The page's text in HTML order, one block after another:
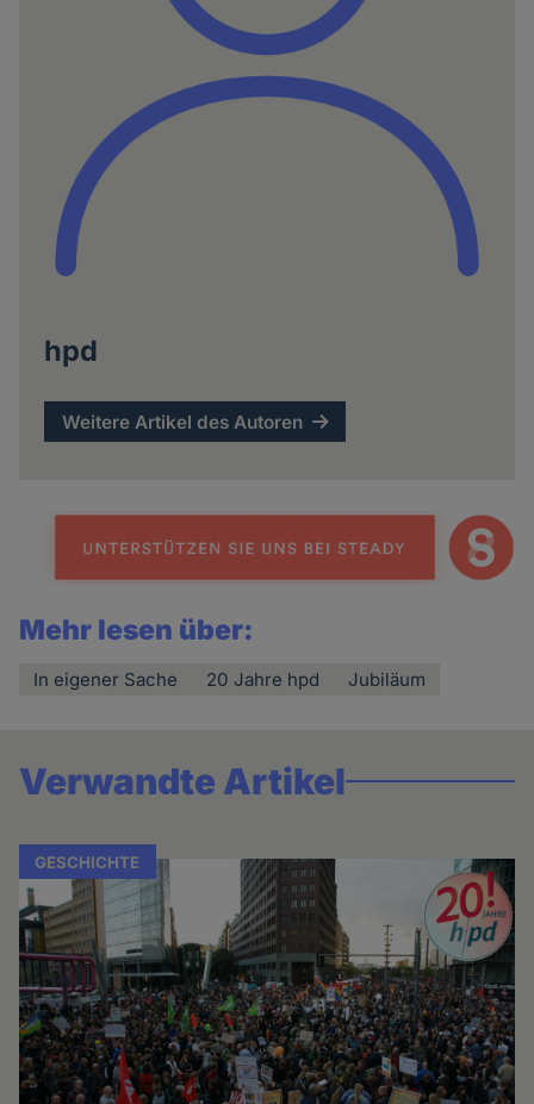
hpd
Weitere Artikel des Autoren
Mehr lesen über:
In eigener Sache 20 Jahre hpd Jubiläum
Verwandte Artikel
GESCHICHTE